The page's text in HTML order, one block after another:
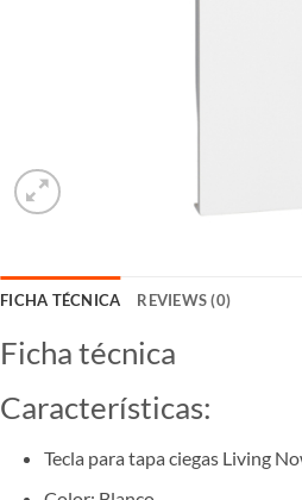
FICHA TÉCNICA REVIEWS (0)
Ficha técnica
Características:
Tecla para tapa ciegas Living